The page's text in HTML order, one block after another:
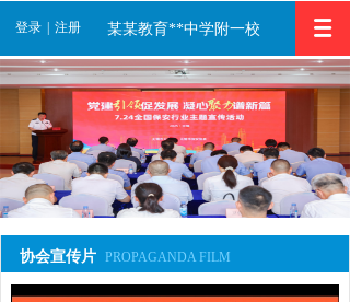
某某教育**中学附一校
登录 注册
协会宣传片 PROPAGANDA FILM